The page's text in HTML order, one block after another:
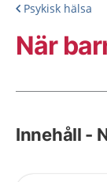
Psykisk hälsa
När
Innehåll -